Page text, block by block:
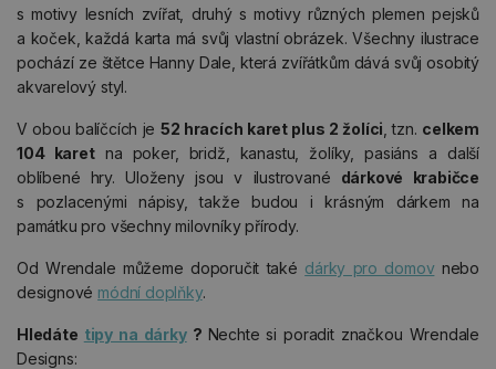
s motivy lesních zvířat, druhý s motivy různých plemen pejsků
a koček, každá karta má svůj vlastní obrázek. Všechny ilustrace
pochází ze štětce Hanny Dale, která zvířátkům dává svůj osobitý
akvarelový styl.
V obou balíčcích je 52 hracích karet plus 2 žolíci , tzn. celkem
104 karetna poker, bridž, kanastu, žolíky, pasiáns a další
oblíbené hry. Uloženy jsou v ilustrované dárkové krabičce
s pozlacenými nápisy, takže budou i krásným dárkem na
památku pro všechny milovníky přírody.
Od Wrendale můžeme doporučit také dárky pro domovnebo
designové módní doplňky.
Hledáte tipy na dárky? Nechte si poradit značkou Wrendale
Designs: